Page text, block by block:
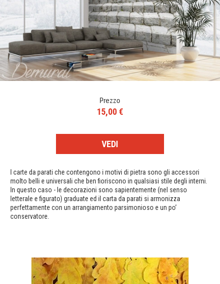
Prezzo
15,00 €
VEDI
I carte da parati che contengono i motivi di pietra sono gli accessori
molto belli e universali che ben fioriscono in qualsiasi stile degli interni.
In questo caso - le decorazioni sono sapientemente (nel senso
letterale e figurato) graduate ed il carta da parati si armonizza
perfettamente con un arrangiamento parsimonioso e un po’
conservatore.